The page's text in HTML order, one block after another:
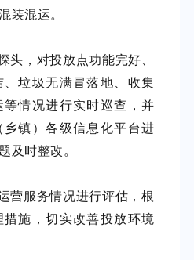
装混运。
头，对投放点功能完好、
垃圾无满冒落地、收集
情况进行实时巡查，并
镇）各级信息化平台进
及时整改。
营服务情况进行评估，根
施，切实改善投放环境